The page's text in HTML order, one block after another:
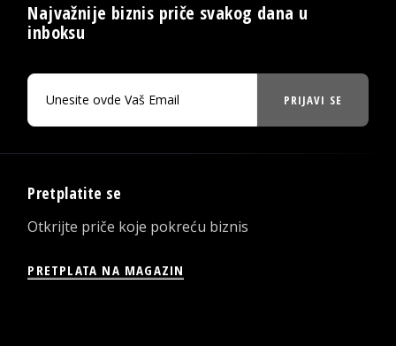
Najvažnije biznis priče svakog dana u
inboksu
PRIJAVI SE
Pretplatite se
Otkrijte priče koje pokreću biznis
PRETPLATA NA MAGAZIN